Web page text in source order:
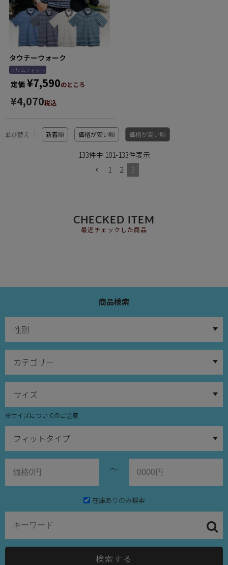
タウチーウォーク
スリムフィット
定価 ¥7,590のところ
¥4,070税込
並び替え 新着順 価格が安い順 価格が高い順
133件中 101-133件表示
1
2 3
CHECKED ITEM
最近チェックした商品
商品検索
※サイズについてのご注意
～
在庫ありのみ検索
検索する